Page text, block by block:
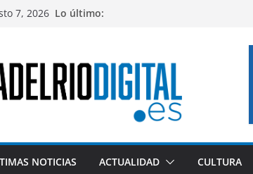
7, 2026 Lo último:
NOTICIAS ACTUALIDAD CULTURA